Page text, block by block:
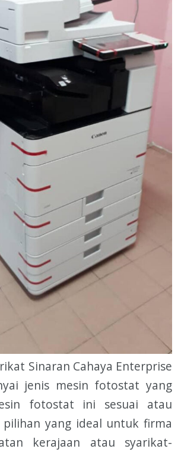
Sinaran Cahaya Enterprise
jenis mesin fotostat yang
fotostat ini sesuai atau
yang ideal untuk firma
kerajaan atau syarikat-